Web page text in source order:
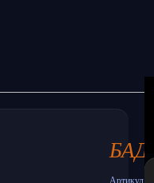
БАД
Артикул: